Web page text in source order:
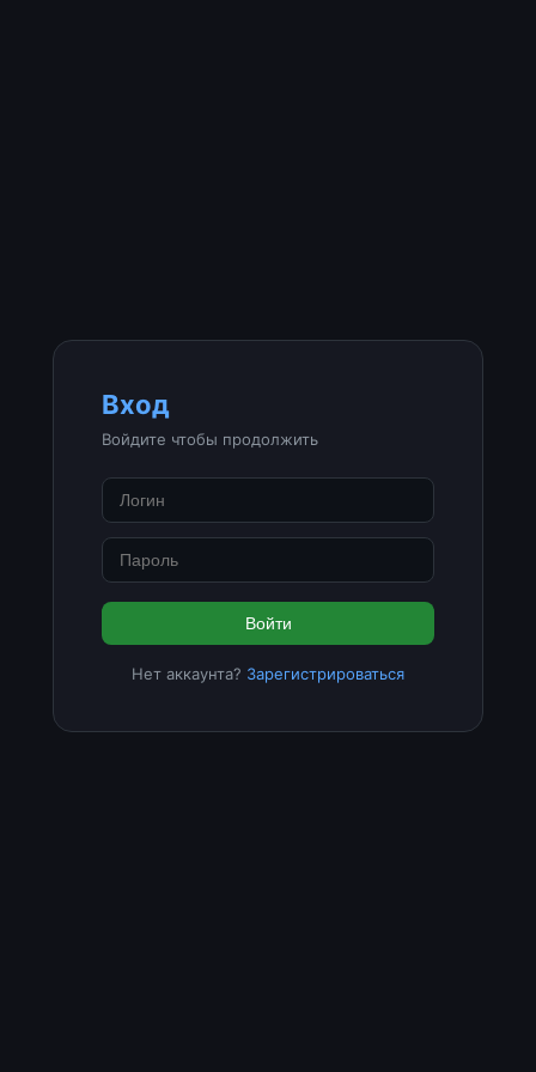
Вход
Войдите чтобы продолжить
Войти
Нет аккаунта? Зарегистрироваться